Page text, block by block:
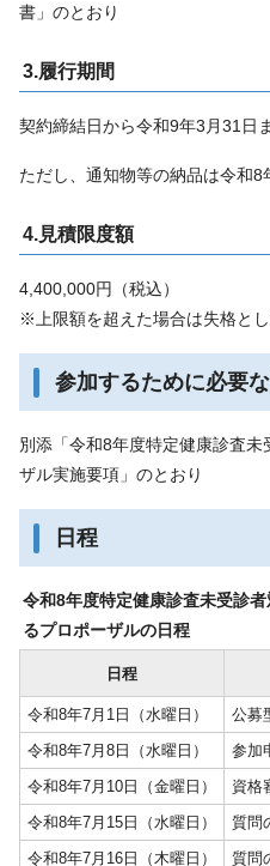
書」のとおり
3.履行期間
契約締結日から令和9年3月31日
ただし、通知物等の納品は令和8
4.見積限度額
4,400,000円（税込）
※上限額を超えた場合は失格とし
参加するために必要
別添「令和8年度特定健康診査
ザル実施要項」のとおり
日程
令和8年度特定健康診査未受診
るプロポーザルの日程
日程
令和8年7月1日（水曜日）
公募
令和8年7月8日（水曜日）
参加
令和8年7月10日（金曜日）
資格
令和8年7月15日（水曜日）
質問
令和8年7月16日（木曜日）
質問